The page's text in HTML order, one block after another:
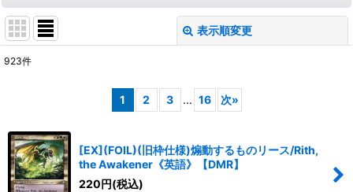
表示順変更
並び順:
923件
1 2 3 ... 16 次»
[EX](FOIL)(旧枠仕様)煽動するものリース/Rith,
the Awakener《英語》【DMR】
220円(税込)